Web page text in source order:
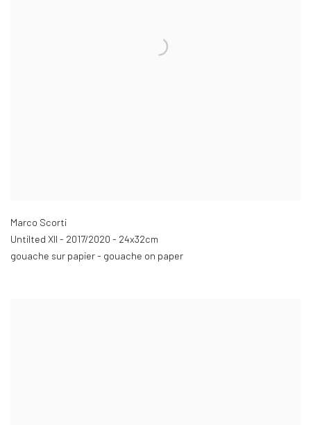
Marco Scorti
Untilted XII - 2017/2020 - 24x32cm
gouache sur papier - gouache on paper